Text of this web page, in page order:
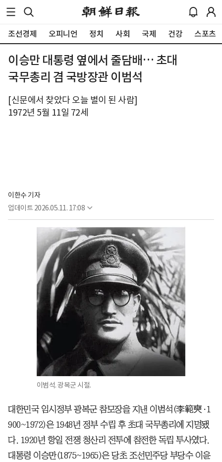
조선경제 오피니언 정치 사회 국제 건강 스포츠
이승만 대통령 옆에서 줄담배… 초대
국무총리 겸 국방장관 이범석
[신문에서 찾았다 오늘 별이 된 사람]
1972년 5월 11일 72세
이한수 기자
업데이트 2026.05.11. 17:08
이범석. 광복군 시절.
대한민국 임시정부 광복군 참모장을 지낸 이범석(李範奭·1
900~1972)은 1948년 정부 수립 후 초대 국무총리에 지명됐
다. 1920년 항일 전쟁 청산리 전투에 참전한 독립 투사였다.
대통령 이승만(1875~1965)은 당초 조선민주당 부당수 이윤